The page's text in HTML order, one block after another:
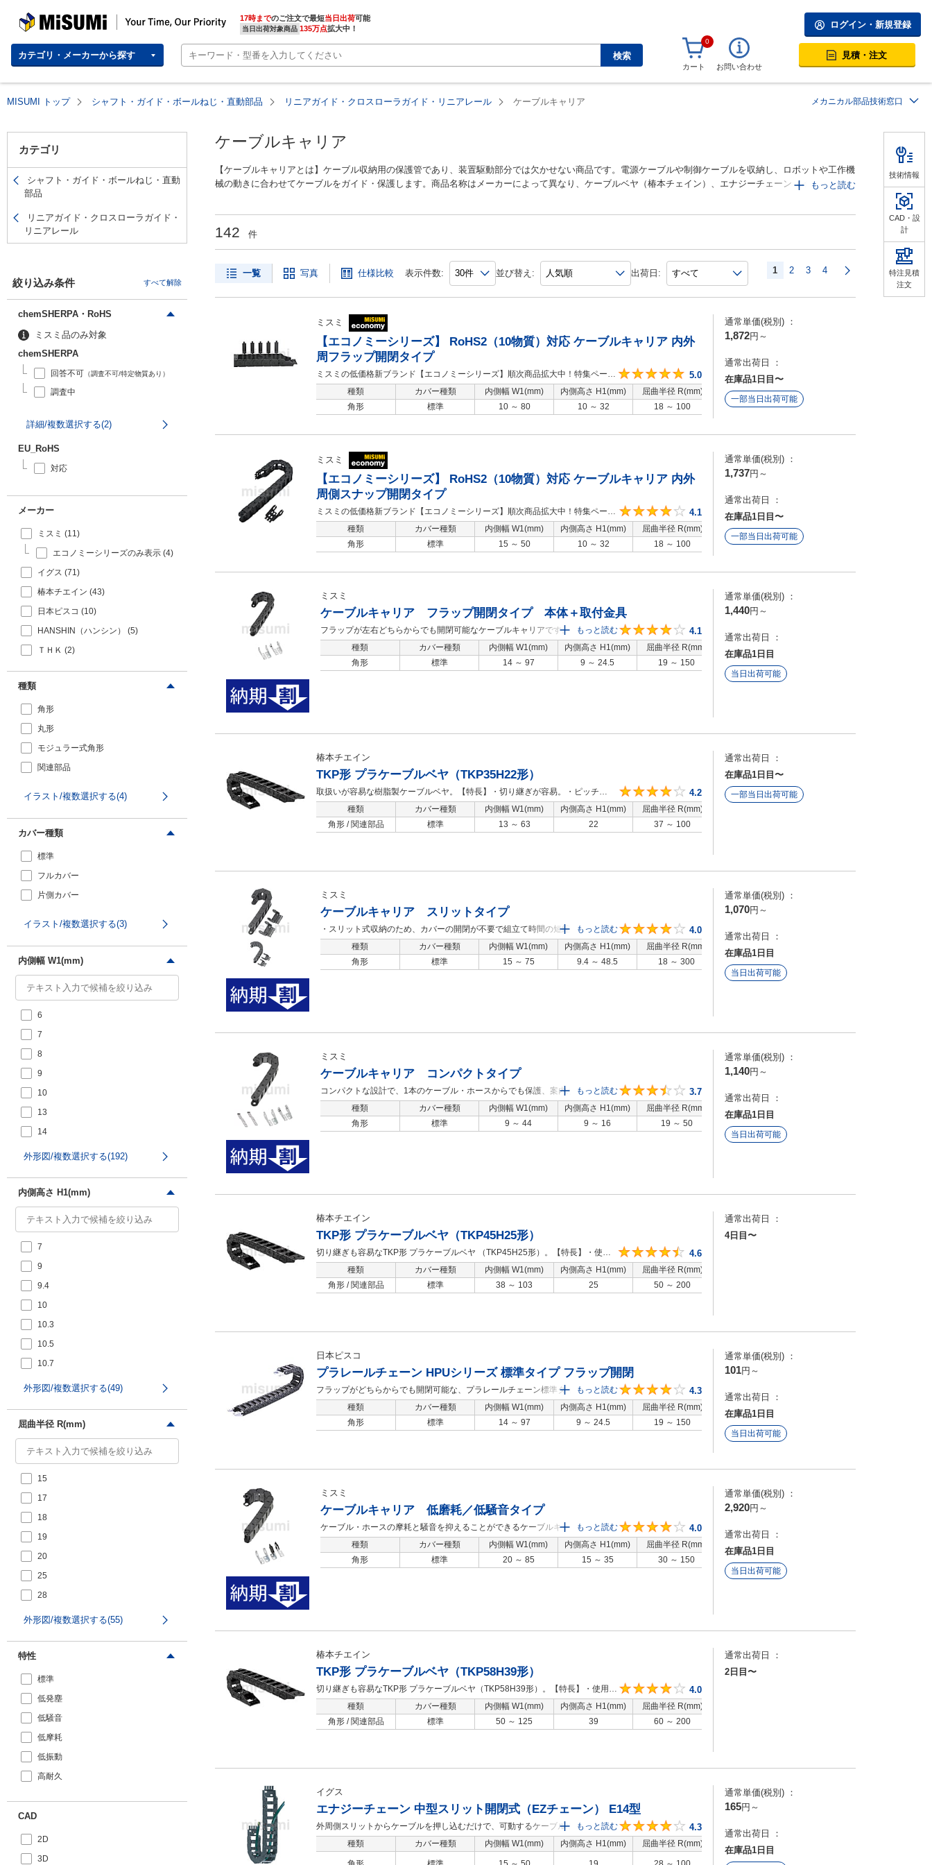
MISUMI | Your Time, Our Priority 17時までのご注文で最短当日出荷
当日出荷対象商品 135万点拡大中！
カテゴリ・メーカーから探す 検索
ログイン・新規登録
0
カート お問い合わせ
見積・注文
MISUMI トップ シャフト・ガイド・ボールねじ・直動部品 リニアガイド・クロスローラガイド・リニアレール ケーブルキャリア メカニカル部品技術窓口
カテゴリ
シャフト・ガイド・ボールねじ・直動
部品
リニアガイド・クロスローラガイド・
リニアレール
絞り込み条件 すべて解除
chemSHERPA・RoHS
ミスミ品のみ対象
chemSHERPA
回答不可 （調査不可/特定物質あり）
調査中
詳細/複数選択する(2)
EU_RoHS
対応
メーカー
ミスミ (11)
エコノミーシリーズのみ表示 (4)
イグス (71)
椿本チエイン (43)
日本ピスコ (10)
HANSHIN（ハンシン） (5)
ＴＨＫ (2)
種類
角形
丸形
モジュラー式角形
関連部品
イラスト/複数選択する(4)
カバー種類
標準
フルカバー
片側カバー
イラスト/複数選択する(3)
内側幅 W1(mm)
6
7
8
9
10
13
14
15
18
20
21.5
22
22.5
23
23.5
24
24.5
25
27
28
28.5
29
29.5
30
30.5
31
33
34
34.5
36
36.5
37.5
38
38.5
39
外形図/複数選択する(192)
内側高さ H1(mm)
7
9
9.4
10
10.3
10.5
10.7
11
14
14.6
15
16
17
18
19
20
21
22
24.5
25
26
28
30
31
外形図/複数選択する(49)
屈曲半径 R(mm)
15
17
18
19
20
25
28
30
外形図/複数選択する(55)
特性
標準
低発塵
低騒音
低摩耗
低振動
高耐久
CAD
2D
3D
ケーブルキャリア
【ケーブルキャリアとは】ケーブル収納用の保護管であり、装置駆動部分では欠かせない商品です。電源ケーブルや制御ケーブルを収納し、ロボットや工作機
械の動きに合わせてケーブルをガイド・保護します。商品名称はメーカーによって異なり、ケーブルベヤ（椿本チェイン）、エナジーチェーン（イグス）、プ
す。
【取扱いブランド】ミスミ、椿本チェイン、イグス、日本ピスコ、THK、WAYER、HANSHIN ※トップブランドから安価なアジアブランド品まで、豊富に取
り揃えております。
もっと読む
142 件
一覧 写真 仕様比較 表示件数: 並び替え: 出荷日: 1 2 3 4
ミスミ
【エコノミーシリーズ】 RoHS2（10物質）対応 ケーブルキャリア 内外
周フラップ開閉タイプ
ミスミの低価格新ブランド【エコノミーシリーズ】順次商品拡大中！特集ページ
はこちら商品ラインナップ
5
5.0
種類 カバー種類 内側幅 W1(mm) 内側高さ H1(mm) 屈曲半径 R(mm)
特性
角形
標準 10 ～ 80 10 ～ 32 18 ～ 100 標準
通常単価(税別) ：
1,872円 ～
通常出荷日 ：
在庫品1日目〜
一部当日出荷可能
ミスミ
【エコノミーシリーズ】 RoHS2（10物質）対応 ケーブルキャリア 内外
周側スナップ開閉タイプ
ミスミの低価格新ブランド【エコノミーシリーズ】順次商品拡大中！特集ページ
はこちら商品ラインナップ
4.1
4.1
種類 カバー種類 内側幅 W1(mm) 内側高さ H1(mm) 屈曲半径 R(mm)
特性
角形
標準 15 ～ 50 10 ～ 32 18 ～ 100 標準
通常単価(税別) ：
1,737円 ～
通常出荷日 ：
在庫品1日目〜
一部当日出荷可能
ミスミ
ケーブルキャリア フラップ開閉タイプ 本体＋取付金具
フラップが左右どちらからでも開閉可能なケーブルキャリアです。 リンク数計
算方法は下記概要技術情報ページをご覧ください。【URL】https://jp.misumi-
ec.com/pdf/fa/2015/p1_681.pdf ※リンク・取付ブラケットの単体販売は承って
おりません。リンク数は余裕を持ってご注文ください。
もっと読む 4.1
種類 カバー種類 内側幅 W1(mm) 内側高さ H1(mm) 屈曲半径 R(mm)
角形
標準 14 ～ 97 9 ～ 24.5 19 ～ 150
通常単価(税別) ：
1,440円 ～
通常出荷日 ：
在庫品1日目
当日出荷可能
椿本チエイン
TKP形 プラケーブルベヤ（TKP35H22形）
取扱いが容易な樹脂製ケーブルベヤ。【特長】・切り継ぎが容易。・ピッチ
35mm／内高さ22mm。
4.2
4.2
種類 カバー種類 内側幅 W1(mm) 内側高さ H1(mm) 屈曲半径 R(mm)
角形 / 関連部品
標準 13 ～ 63 22 37 ～ 100
通常出荷日 ：
在庫品1日目〜
一部当日出荷可能
ミスミ
ケーブルキャリア スリットタイプ
・スリット式収納のため、カバーの開閉が不要で組立て時間の短縮が可能で
す。・最小内幅10mm～、最小内高さ9.4mm～ コンパクトな設計に最適で
す。・リンク数計算方法は下記概要技術情報ページをご覧ください。【URL】
https://jp.misumi-ec.com/pdf/fa/2018/p1_687.pdf
もっと読む 4.0
種類 カバー種類 内側幅 W1(mm) 内側高さ H1(mm) 屈曲半径 R(mm)
角形
標準 15 ～ 75 9.4 ～ 48.5 18 ～ 300
通常単価(税別) ：
1,070円 ～
通常出荷日 ：
在庫品1日目
当日出荷可能
ミスミ
ケーブルキャリア コンパクトタイプ
コンパクトな設計で、1本のケーブル・ホースからでも保護、案内が可能なケー
ブルキャリアです。 リンク数計算方法は下記概要技術情報ページをご覧くださ
い。【URL】https://jp.misumi-ec.com/pdf/fa/2015/p1_681.pdf※リンク・取付ブ
ラケットの単体販売は承っておりません。リンク数は余裕を持ってご注文くだ
もっと読む 3.7
種類 カバー種類 内側幅 W1(mm) 内側高さ H1(mm) 屈曲半径 R(mm)
角形
標準 9 ～ 44 9 ～ 16 19 ～ 50
通常単価(税別) ：
1,140円 ～
通常出荷日 ：
在庫品1日目
当日出荷可能
椿本チエイン
TKP形 プラケーブルベヤ（TKP45H25形）
切り継ぎも容易なTKP形 プラケーブルベヤ （TKP45H25形）。【特長】・使用
温度範囲：-40～80℃。
4.6
種類 カバー種類 内側幅 W1(mm) 内側高さ H1(mm) 屈曲半径 R(mm)
角形 / 関連部品
標準 38 ～ 103 25 50 ～ 200
通常出荷日 ：
4日目〜
日本ピスコ
プラレールチェーン HPUシリーズ 標準タイプ フラップ開閉
フラップがどちらからでも開閉可能な、プラレールチェーン標準タイプ。【特
長】・取付方向に関係なくケーブルの交換、追加などの作業が行える。 ・フラッ
プを閉めた状態でもケーブルの内容を確認できる。・安全性、耐久性に優れ、扱
いやすく動きもなめらか。・機器可動部のあらゆる直線運動、複合運動に追従し
もっと読む 4.3
種類 カバー種類 内側幅 W1(mm) 内側高さ H1(mm) 屈曲半径 R(mm)
角形
標準 14 ～ 97 9 ～ 24.5 19 ～ 150
通常単価(税別) ：
101円 ～
通常出荷日 ：
在庫品1日目
当日出荷可能
ミスミ
ケーブルキャリア 低磨耗／低騒音タイプ
ケーブル・ホースの摩耗と騒音を抑えることができるケーブルキャリアです。
フラップは左右どちらからでも開閉可能です。 リンク数計算方法は下記概要技
術情報ページをご覧ください。【URL】https://jp.misumi-
ec.com/pdf/fa/2015/p1_681.pdf ※リンク・取付ブラケットの単体販売は承って
もっと読む 4.0
種類 カバー種類 内側幅 W1(mm) 内側高さ H1(mm) 屈曲半径 R(mm)
角形
標準 20 ～ 85 15 ～ 35 30 ～ 150
通常単価(税別) ：
2,920円 ～
通常出荷日 ：
在庫品1日目
当日出荷可能
椿本チエイン
TKP形 プラケーブルベヤ（TKP58H39形）
切り継ぎも容易なTKP形 プラケーブルベヤ（TKP58H39形）。【特長】・使用温
度範囲：-40～80℃。
4.0
種類 カバー種類 内側幅 W1(mm) 内側高さ H1(mm) 屈曲半径 R(mm)
角形 / 関連部品
標準 50 ～ 125 39 60 ～ 200
通常出荷日 ：
2日目〜
イグス
エナジーチェーン 中型スリット開閉式（EZチェーン） E14型
外周側スリットからケーブルを押し込むだけで、可動するケーブルやホースを収
納できるケーブルキャリア。【特長】・内高さ：19mm、内幅：15mm／25mm
／38mm／50mm。・曲げ半径：R28／R38／R48／R75／R100／R125、リン
もっと読む 4.3
種類 カバー種類 内側幅 W1(mm) 内側高さ H1(mm) 屈曲半径 R(mm)
通常単価(税別) ：
165円 ～
通常出荷日 ：
在庫品1日目
技術情報
CAD・設
計
特注見積
注文